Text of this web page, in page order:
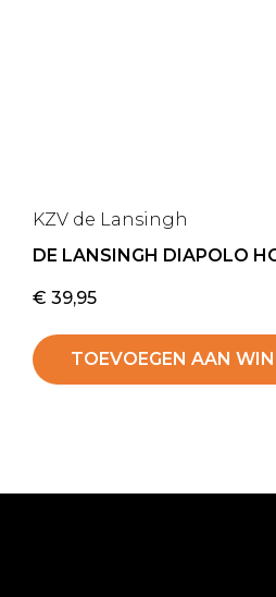
KZV de Lansingh
DE LANSINGH DIAPOLO
€ 39,95
TOEVOEGEN AAN